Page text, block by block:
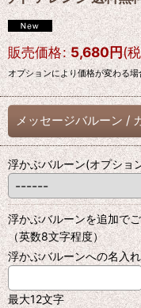
販売価格: 5,680円(
オプションにより価格が変わる
メッセージバルーン /
浮かぶバルーン(オプショ
浮かぶバルーンを追加で
（英数8文字程度）
浮かぶバルーンへの名入
最大12文字